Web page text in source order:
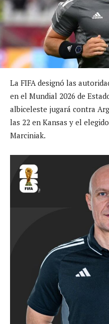
La FIFA designó las
en el Mundial 2026 de
albiceleste jugará contra
las 22 en Kansas y el
Marciniak.